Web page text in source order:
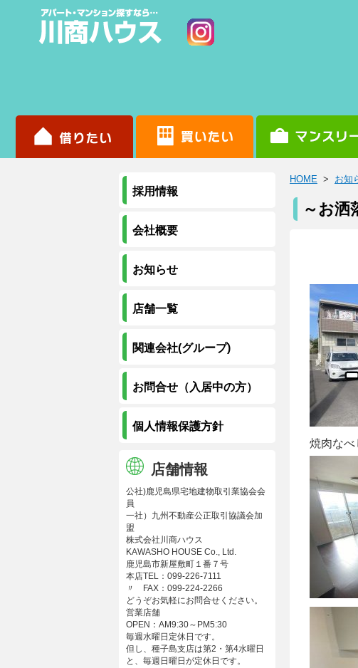
HOME > お知
～お洒
焼肉なべ
採用情報
会社概要
お知らせ
店舗一覧
関連会社(グループ)
お問合せ（入居中の方）
個人情報保護方針
店舗情報
公社)鹿児島県宅地建物取引業協会会
員
一社）九州不動産公正取引協議会加
盟
株式会社川商ハウス
KAWASHO HOUSE Co., Ltd.
鹿児島市新屋敷町１番７号
本店TEL：099-226-7111
〃 FAX：099-224-2266
どうぞお気軽にお問合せください。
営業店舗
OPEN：AM9:30～PM5:30
毎週水曜日定休日です。
但し、種子島支店は第2・第4水曜日
と、毎週日曜日が定休日です。